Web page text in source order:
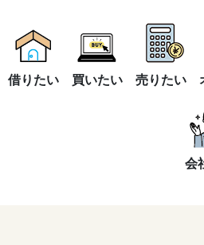
借りたい 買いたい 売りたい
会